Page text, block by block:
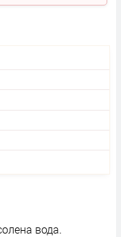
вода.